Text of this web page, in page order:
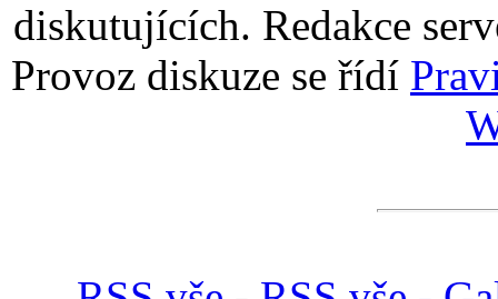
diskutujících. Redakce
Provoz diskuze se řídí